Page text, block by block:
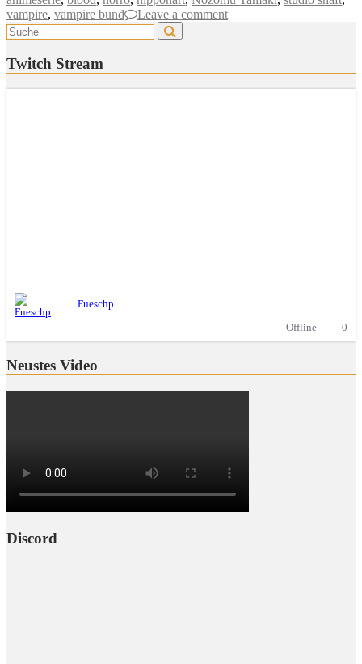
vampire, vampire bund Leave a comment
Twitch Stream
Fueschp
Offline
0
Neustes Video
Discord